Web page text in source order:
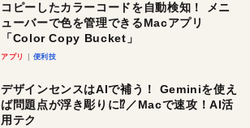
コピーしたカラーコードを自動検知！ メニ
ューバーで色を管理できるMacアプリ
「Color Copy Bucket」
アプリ 便利技
デザインセンスはAIで補う！ Geminiを使え
ば問題点が浮き彫りに⁉︎／Macで速攻！AI活
用テク